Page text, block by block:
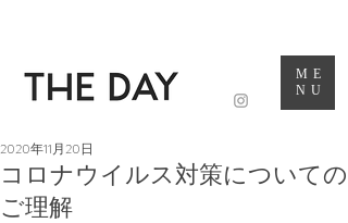
ME
NU
コロナウイルス対策についての
ご理解
2020年11月20日